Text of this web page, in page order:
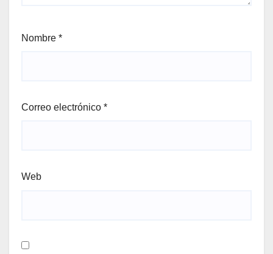
Nombre *
Correo electrónico *
Web